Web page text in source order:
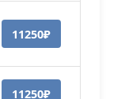
11250₽
11250₽